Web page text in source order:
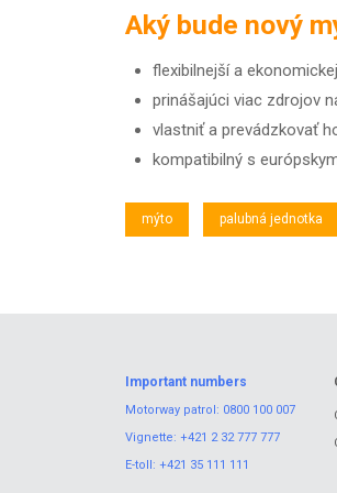
Aký bude nový
flexibilnejší a
prinášajúci viac zdrojov
vlastniť a prevádzkovať
kompatibilný s
mýto palubná jednotka
Important numbers
Motorway patrol: 0800 100 007
Vignette: +421 2 32 777 777
E-toll: +421 35 111 111